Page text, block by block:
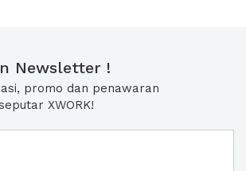
Newsletter !
promo dan penawaran
XWORK!